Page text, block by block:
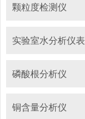
颗粒度检测仪
实验室水分析仪表
磷酸根分析仪
铜含量分析仪